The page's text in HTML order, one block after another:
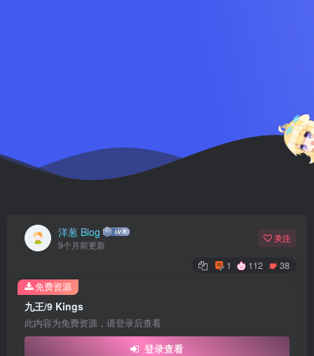
洋葱 Blog
9个月前更新
关注
1 112 38
九王/9 Kings
此内容为免费资源，请登录后查看
登录查看
免费资源